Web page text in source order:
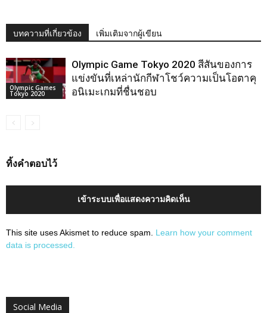
บทความที่เกี่ยวข้อง เพิ่มเติมจากผู้เขียน
Olympic Games
Tokyo 2020
Olympic Game Tokyo 2020 สีสันของการ
แข่งขันที่เหล่านักกีฬาโชว์ความเป็นโอตาคุ
อนิเมะเกมที่ชื่นชอบ
ทิ้งคำตอบไว้
เข้าระบบเพื่อแสดงความคิดเห็น
This site uses Akismet to reduce spam. Learn how your comment
data is processed.
Social Media